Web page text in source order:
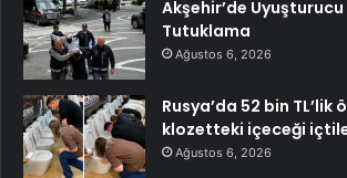
Akşehir’de
Tutuklama
Ağustos 6, 2026
Rusya’da 52 bin TL’lik
klozetteki içeceği
Ağustos 6, 2026